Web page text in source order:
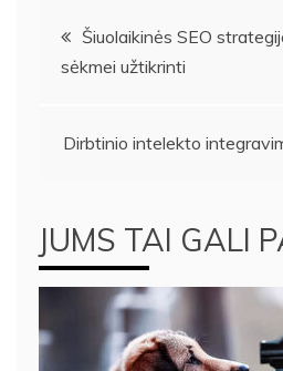
Navigacija
tarp
įrašų
Šiuolaikinės SEO
sėkmei užtikrinti
Dirbtinio intelekto
JUMS TAI GALI